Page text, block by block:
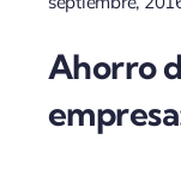
Ahorro